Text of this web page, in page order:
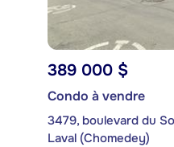
389 000 $
Condo à vendre
3479, boulevard du
Laval (Chomedey)